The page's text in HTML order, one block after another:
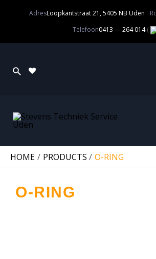
AdresLoopkantstraat 21, 5405 NB Uden
Telefoon0413 — 264 014(
HOME PRODUCTS O-RING
O-RING